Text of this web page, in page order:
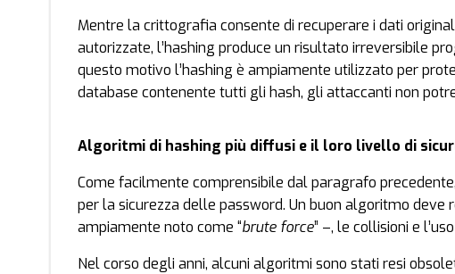
Mentre la crittografia consente di recuperare i dati
autorizzate, l’hashing produce un risultato irreversibile
questo motivo l’hashing è ampiamente utilizzato per
database contenente tutti gli hash, gli attaccanti non
Algoritmi di hashing più diffusi e il loro livello di
Come facilmente comprensibile dal paragrafo
per la sicurezza delle password. Un buon algoritmo
ampiamente noto come “brute force” –, le collisioni e
Nel corso degli anni, alcuni algoritmi sono stati resi